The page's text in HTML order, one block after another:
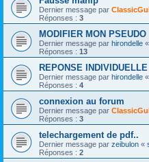
Dernier message par
Réponses : 3
MODIFIER MON PSEUDO
Dernier message par hirondelle «
Réponses : 13
REPONSE INDIVIDUELLE
Dernier message par hirondelle «
Réponses : 4
connexion au forum
Dernier message par
Réponses : 3
telechargement de pdf..
Dernier message par zeibulon «
Réponses : 2